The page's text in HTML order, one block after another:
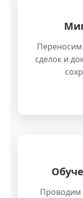
Переносим
сделок и
Проводим